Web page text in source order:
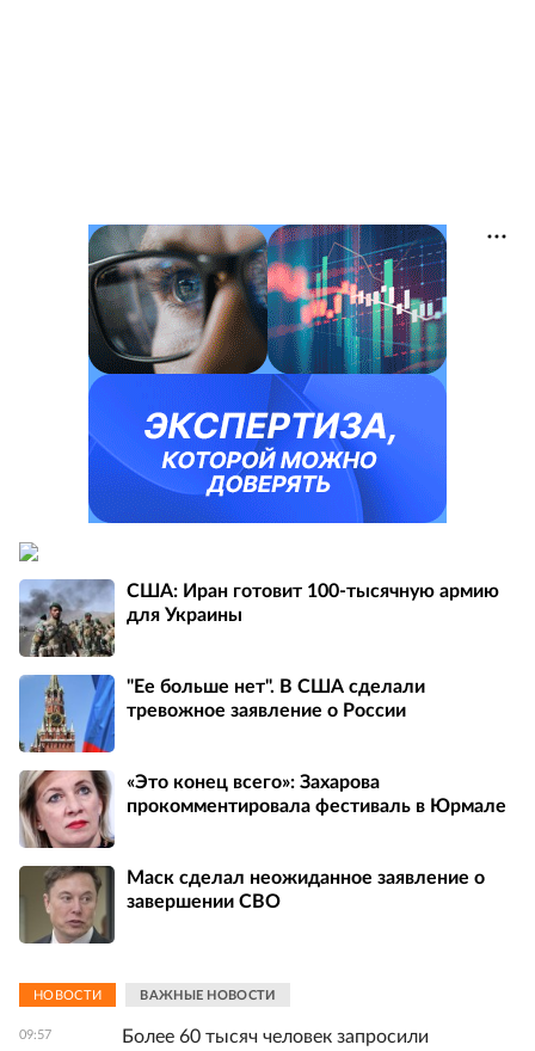
США: Иран готовит 100-тысячную армию
для Украины
"Ее больше нет". В США сделали
тревожное заявление о России
«Это конец всего»: Захарова
прокомментировала фестиваль в Юрмале
Маск сделал неожиданное заявление о
завершении СВО
НОВОСТИ ВАЖНЫЕ НОВОСТИ
09:57
Более 60 тысяч человек запросили